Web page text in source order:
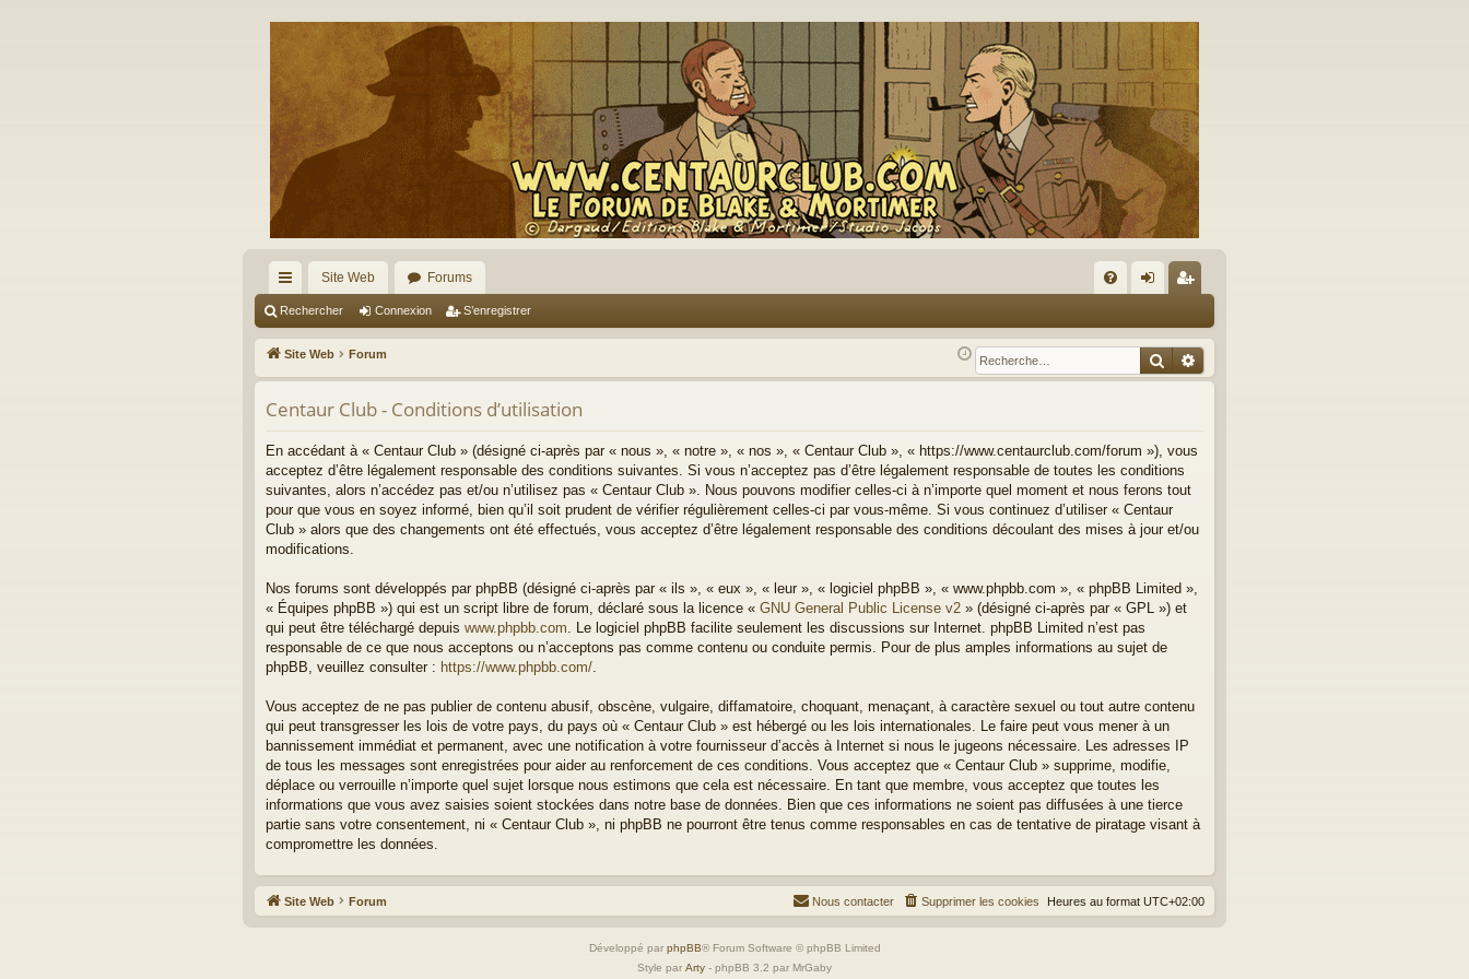
cc
ès
ra
pi
Site Web Forums
Q ne
xi
nr
eg
Rechercher Connexion S’enregistrer
Site Web Forum Rechercher
Recherche avancée
Centaur Club - Conditions d’utilisation
En accédant à « Centaur Club » (désigné ci-après par « nous », « notre », « nos », « Centaur Club », « https://www.centaurclub.com/forum »), vous
acceptez d’être légalement responsable des conditions suivantes. Si vous n’acceptez pas d’être légalement responsable de toutes les conditions
suivantes, alors n’accédez pas et/ou n’utilisez pas « Centaur Club ». Nous pouvons modifier celles-ci à n’importe quel moment et nous ferons tout
pour que vous en soyez informé, bien qu’il soit prudent de vérifier régulièrement celles-ci par vous-même. Si vous continuez d’utiliser « Centaur
Club » alors que des changements ont été effectués, vous acceptez d’être légalement responsable des conditions découlant des mises à jour et/ou
modifications.
Nos forums sont développés par phpBB (désigné ci-après par « ils », « eux », « leur », « logiciel phpBB », « www.phpbb.com », « phpBB Limited »,
« Équipes phpBB ») qui est un script libre de forum, déclaré sous la licence « GNU General Public License v2 » (désigné ci-après par « GPL ») et
qui peut être téléchargé depuis www.phpbb.com . Le logiciel phpBB facilite seulement les discussions sur Internet. phpBB Limited n’est pas
responsable de ce que nous acceptons ou n’acceptons pas comme contenu ou conduite permis. Pour de plus amples informations au sujet de
phpBB, veuillez consulter : https://www.phpbb.com/
Vous acceptez de ne pas publier de contenu abusif, obscène, vulgaire, diffamatoire, choquant, menaçant, à caractère sexuel ou tout autre contenu
qui peut transgresser les lois de votre pays, du pays où « Centaur Club » est hébergé ou les lois internationales. Le faire peut vous mener à un
bannissement immédiat et permanent, avec une notification à votre fournisseur d’accès à Internet si nous le jugeons nécessaire. Les adresses IP
de tous les messages sont enregistrées pour aider au renforcement de ces conditions. Vous acceptez que « Centaur Club » supprime, modifie,
déplace ou verrouille n’importe quel sujet lorsque nous estimons que cela est nécessaire. En tant que membre, vous acceptez que toutes les
informations que vous avez saisies soient stockées dans notre base de données. Bien que ces informations ne soient pas diffusées à une tierce
partie sans votre consentement, ni « Centaur Club », ni phpBB ne pourront être tenus comme responsables en cas de tentative de piratage visant à
compromettre les données.
Site Web Forum Heures au format UTC+02:00
Supprimer les cookies
Nous contacter
Développé par phpBB® Forum Software © phpBB Limited
Style par Arty - phpBB 3.2 par MrGaby